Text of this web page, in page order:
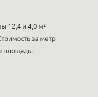
12,4 и 4,0 м²
за метр
площадь.